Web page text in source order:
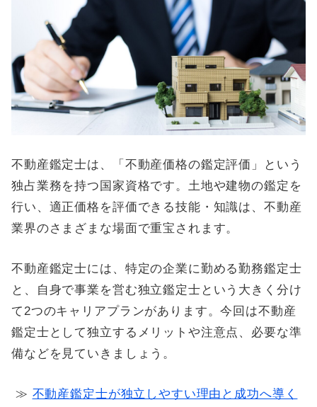
不動産鑑定士は、「不動産価格の鑑定評価」という
独占業務を持つ国家資格です。土地や建物の鑑定を
行い、適正価格を評価できる技能・知識は、不動産
業界のさまざまな場面で重宝されます。
不動産鑑定士には、特定の企業に勤める勤務鑑定士
と、自身で事業を営む独立鑑定士という大きく分け
て2つのキャリアプランがあります。今回は不動産
鑑定士として独立するメリットや注意点、必要な準
備などを見ていきましょう。
≫ 不動産鑑定士が独立しやすい理由と成功へ導く